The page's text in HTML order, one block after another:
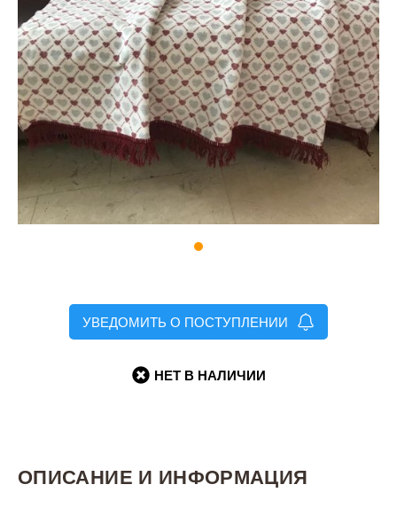
УВЕДОМИТЬ О ПОСТУПЛЕНИИ
НЕТ В НАЛИЧИИ
ОПИСАНИЕ И ИНФОРМАЦИЯ